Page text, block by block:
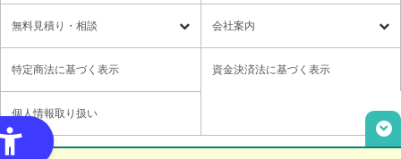
各種セミナーのご案内 領収書の発行方法
無料⾒積り・相談
無料⾒積り・相談 LINE無料相談
ご意見箱
取材・講演依頼
会社案内
社長メッセージ
特定商法に基づく表示 資金決済法に基づく表示
個人情報取り扱い